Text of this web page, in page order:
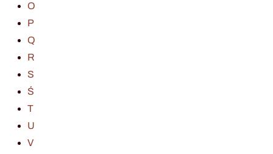
O
P
Q
R
S
Ś
T
U
V